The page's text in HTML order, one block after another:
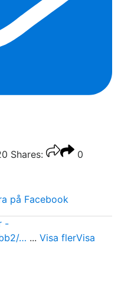
Shares:
0
på Facebook
-
… ... Visa flerVisa